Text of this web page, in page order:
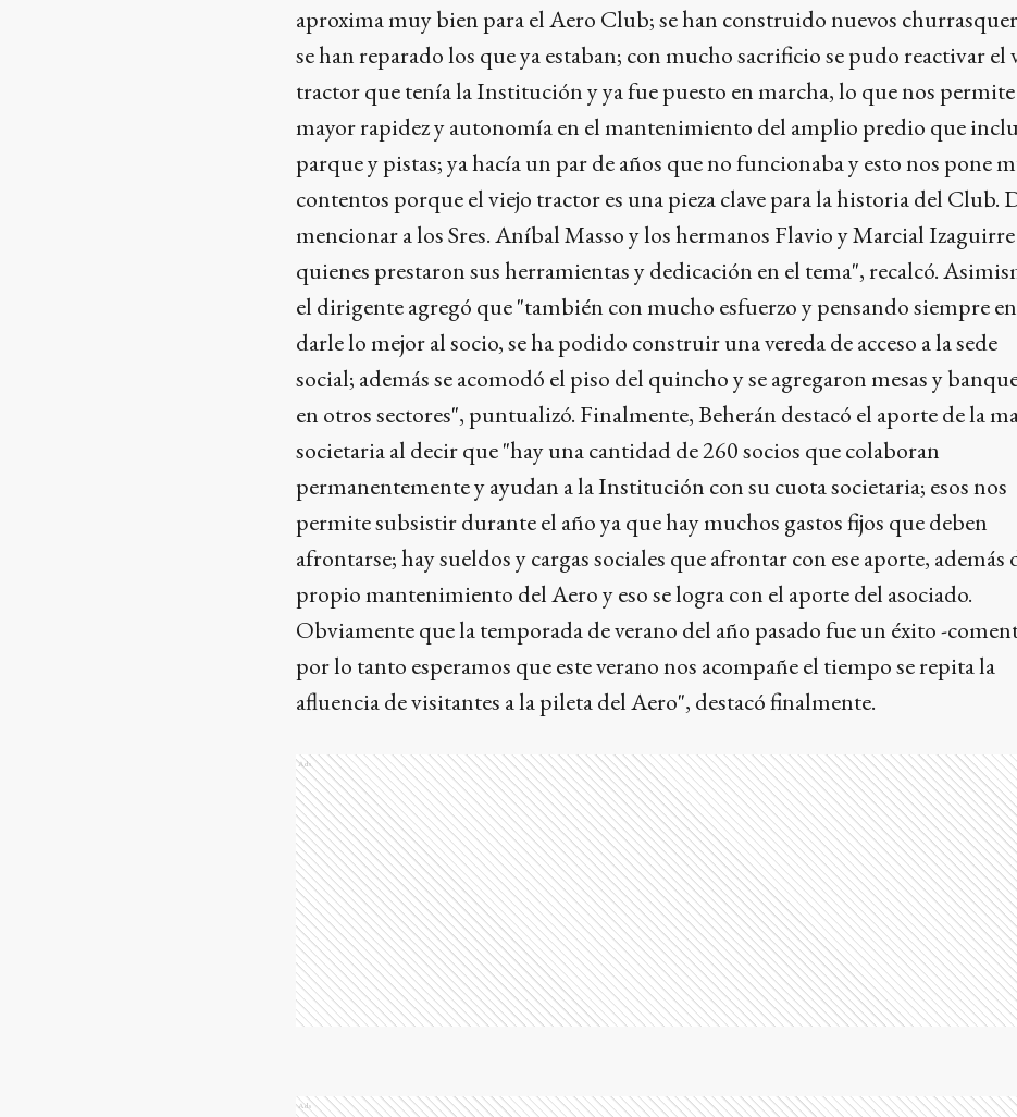
aproxima muy bien para el Aero Club; se han construido nuevos
se han reparado los que ya estaban; con mucho sacrificio se pudo reactivar el
tractor que tenía la Institución y ya fue puesto en marcha, lo que nos permite
mayor rapidez y autonomía en el mantenimiento del amplio predio que
parque y pistas; ya hacía un par de años que no funcionaba y esto nos pone
contentos porque el viejo tractor es una pieza clave para la historia del Club.
mencionar a los Sres. Aníbal Masso y los hermanos Flavio y Marcial Izaguirre
quienes prestaron sus herramientas y dedicación en el tema", recalcó.
el dirigente agregó que "también con mucho esfuerzo y pensando siempre en
darle lo mejor al socio, se ha podido construir una vereda de acceso a la sede
social; además se acomodó el piso del quincho y se agregaron mesas y
en otros sectores", puntualizó. Finalmente, Beherán destacó el aporte de la
societaria al decir que "hay una cantidad de 260 socios que colaboran
permanentemente y ayudan a la Institución con su cuota societaria; esos nos
permite subsistir durante el año ya que hay muchos gastos fijos que deben
afrontarse; hay sueldos y cargas sociales que afrontar con ese aporte, además
propio mantenimiento del Aero y eso se logra con el aporte del asociado.
Obviamente que la temporada de verano del año pasado fue un éxito -
por lo tanto esperamos que este verano nos acompañe el tiempo se repita la
afluencia de visitantes a la pileta del Aero", destacó finalmente.
Ads
Ads